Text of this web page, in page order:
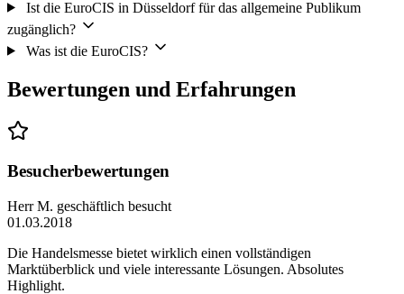
Ist die EuroCIS in Düsseldorf für das allgemeine Publikum
zugänglich?
Was ist die EuroCIS?
Bewertungen und Erfahrungen
Besucherbewertungen
Herr M. geschäftlich besucht
01.03.2018
Die Handelsmesse bietet wirklich einen vollständigen
Marktüberblick und viele interessante Lösungen. Absolutes
Highlight.